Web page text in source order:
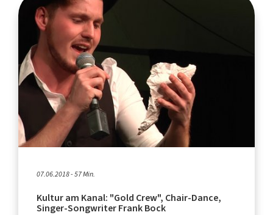
07.06.2018 - 57 Min.
Kultur am Kanal: "Gold Crew", Chair-Dance,
Singer-Songwriter Frank Bock